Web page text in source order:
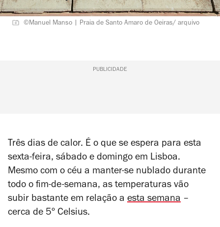
©Manuel Manso | Praia de Santo Amaro de Oeiras/ arquivo
PUBLICIDADE
Três dias de calor. É o que se espera para esta
sexta-feira, sábado e domingo em Lisboa.
Mesmo com o céu a manter-se nublado durante
todo o fim-de-semana, as temperaturas vão
subir bastante em relação a esta semana –
cerca de 5º Celsius.